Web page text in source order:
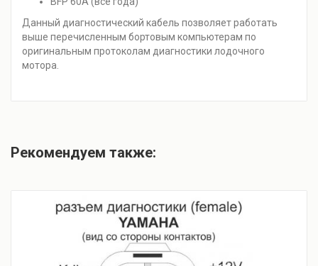
Данный диагностический кабель позволяет работать
выше перечисленным бортовым компьютерам по
оригинальным протоколам диагностики лодочного
мотора.
Рекомендуем также: